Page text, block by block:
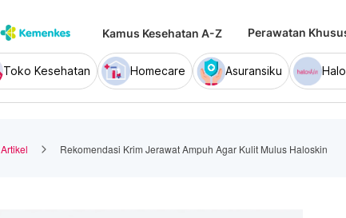
Kamus Kesehatan A-Z Perawatan
Toko Kesehatan Homecare Asuransiku
Artikel Rekomendasi Krim Jerawat Ampuh Agar Kulit Mulus Haloskin